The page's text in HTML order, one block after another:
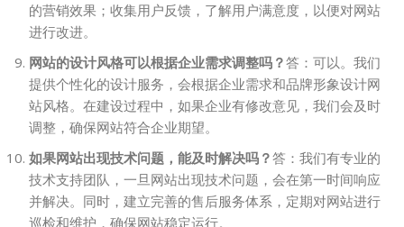
的营销效果；收集用户反馈，了解用户满意度，以便对网站
进行改进。
网站的设计风格可以根据企业需求调整吗？答：可以。我们
提供个性化的设计服务，会根据企业需求和品牌形象设计网
站风格。在建设过程中，如果企业有修改意见，我们会及时
调整，确保网站符合企业期望。
如果网站出现技术问题，能及时解决吗？答：我们有专业的
技术支持团队，一旦网站出现技术问题，会在第一时间响应
并解决。同时，建立完善的售后服务体系，定期对网站进行
巡检和维护，确保网站稳定运行。